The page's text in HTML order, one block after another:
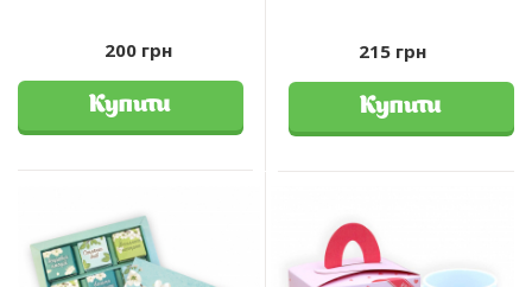
200 грн
Купити
215 грн
Купити